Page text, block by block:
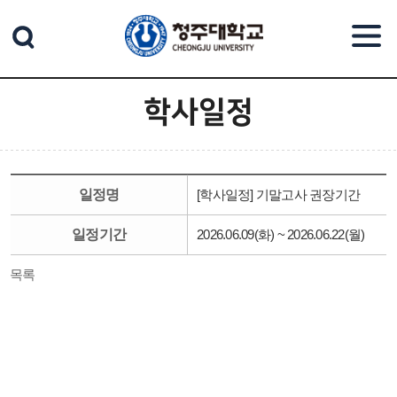
학사일정
일정명 [학사일정] 기말고사 권장기간
일정기간 2026.06.09(화) ~ 2026.06.22(월)
목록